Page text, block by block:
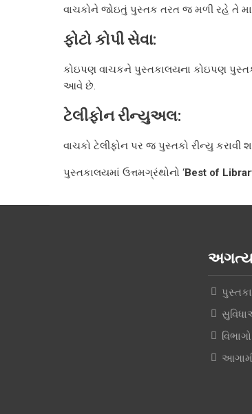
વાચકોને જોઇતું પુસ્તક તરત જ મળી રહે તે
ફોટો કોપી સેવા:
કોઇપણ વાચકને પુસ્તકાલયના કોઇપણ પુસ્તક
આવે છે.
ટેલીફોન રીન્યુઅલ:
વાચકો ટેલીફોન પર જ પુસ્તકો રીન્યુ કરાવી
પુસ્તકાલયમાં ઉત્તમગ્રંથોનો ‘Best of
વિભાગો